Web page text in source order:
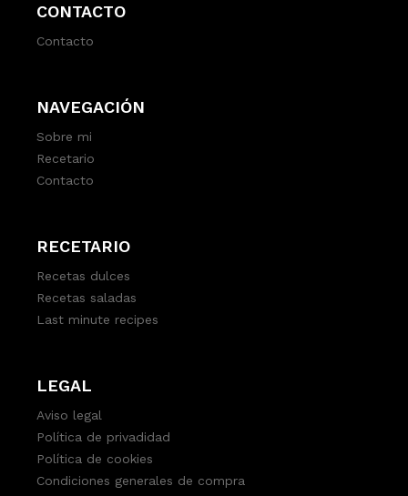
CONTACTO
Contacto
NAVEGACIÓN
Sobre mi
Recetario
Contacto
RECETARIO
Recetas dulces
Recetas saladas
Last minute recipes
LEGAL
Aviso legal
Política de privadidad
Política de cookies
Condiciones generales de compra